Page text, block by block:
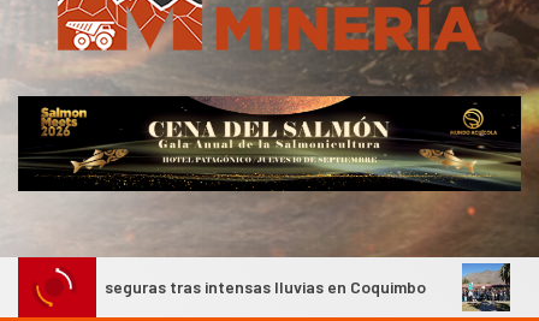
tras intensas lluvias en Coquimbo Minera Los